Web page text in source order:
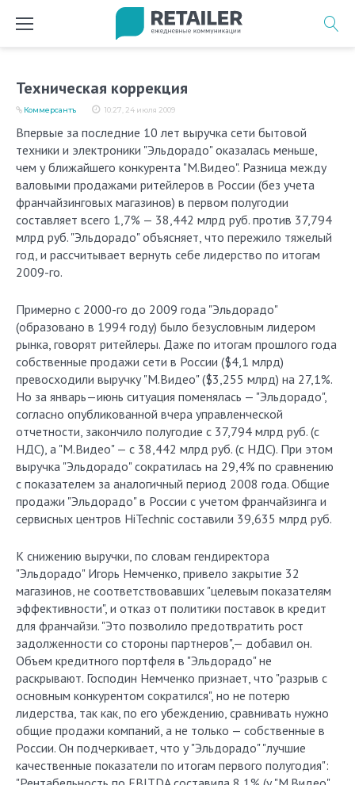
Техническая коррекция
10:27, 24 июля 2009
Коммерсантъ
Впервые за последние 10 лет выручка сети бытовой
техники и электроники "Эльдорадо" оказалась меньше,
чем у ближайшего конкурента "М.Видео". Разница между
валовыми продажами ритейлеров в России (без учета
франчайзинговых магазинов) в первом полугодии
составляет всего 1,7% — 38,442 млрд руб. против 37,794
млрд руб. "Эльдорадо" объясняет, что пережило тяжелый
год, и рассчитывает вернуть себе лидерство по итогам
2009-го.
Примерно с 2000-го до 2009 года "Эльдорадо"
(образовано в 1994 году) было безусловным лидером
рынка, говорят ритейлеры. Даже по итогам прошлого года
собственные продажи сети в России ($4,1 млрд)
превосходили выручку "М.Видео" ($3,255 млрд) на 27,1%.
Но за январь—июнь ситуация поменялась — "Эльдорадо",
согласно опубликованной вчера управленческой
отчетности, закончило полугодие с 37,794 млрд руб. (с
НДС), а "М.Видео" — с 38,442 млрд руб. (с НДС). При этом
выручка "Эльдорадо" сократилась на 29,4% по сравнению
с показателем за аналогичный период 2008 года. Общие
продажи "Эльдорадо" в России с учетом франчайзинга и
сервисных центров HiTechnic составили 39,635 млрд руб.
К снижению выручки, по словам гендиректора
"Эльдорадо" Игорь Немченко, привело закрытие 32
магазинов, не соответствовавших "целевым показателям
эффективности", и отказ от политики поставок в кредит
для франчайзи. "Это позволило предотвратить рост
задолженности со стороны партнеров",— добавил он.
Объем кредитного портфеля в "Эльдорадо" не
раскрывают. Господин Немченко признает, что "разрыв с
основным конкурентом сократился", но не потерю
лидерства, так как, по его убеждению, сравнивать нужно
общие продажи компаний, а не только — собственные в
России. Он подчеркивает, что у "Эльдорадо" "лучшие
качественные показатели по итогам первого полугодия":